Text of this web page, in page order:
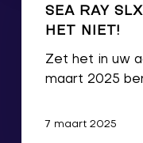
SEA RAY
HET NIET!
Zet het in uw
maart 2025
7 maart 2025